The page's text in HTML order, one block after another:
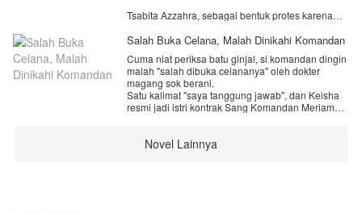
hidupnya sangat tegas: belajar sekuat tenaga,
membawa keluarganya keluar dari garis
kemiskinan.
Keseharian Alya yang tenang disemarakkan oleh
dua sahabat karibnya Adel dan jesica dua gadis
dari keluarga kelas menengah yang berisik,
hiperaktif, ekstrovert, dan tidak bisa diam sebentar
pun. Meski kontras, kedua sahabatnya inilah yang
beban hidup Alya.
Di sisi lain garis takdir, ada Devan Narendra.
Tsabita Azzahra, sebagai bentuk protes karena
Safira, yang nyaris sempurna, Bita memilih hidup
dan akrab dengan kehidupan malam.
​Puncaknya, setelah mabuk berat akibat patah hati,
Bita membuat kekacauan terbesar dalam
hidupnya. Di area parkir remang-remang, ia
tukang parkir. Dengan lancang, Bita memaki-maki
Salah Buka Celana, Malah Dinikahi Komandan
Cuma niat periksa batu ginjal, si komandan dingin
malah "salah dibuka celananya" oleh dokter
magang sok berani.
Satu kalimat "saya tanggung jawab", dan Keisha
resmi jadi istri kontrak Sang Komandan Meriam—
Perjanjiannya: tidak boleh saling sentuh.
Kenyataannya: komandan berhati es itu **tak
Novel Lainnya